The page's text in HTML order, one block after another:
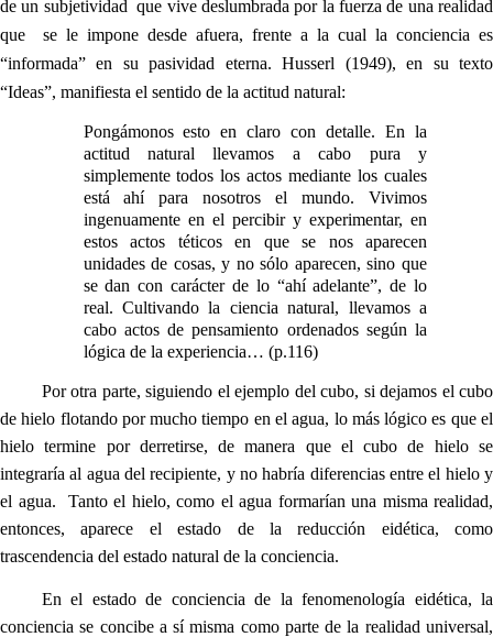
de un subjetividad que vive deslumbrada por la fuerza de una realidad
que se le impone desde afuera, frente a la cual la conciencia es
“informada” en su pasividad eterna. Husserl (1949), en su texto
“Ideas”, manifiesta el sentido de la actitud natural:
Pongámonos esto en claro con detalle. En la
actitud natural llevamos a cabo pura y
simplemente todos los actos mediante los cuales
está ahí para nosotros el mundo. Vivimos
ingenuamente en el percibir y experimentar, en
estos actos téticos en que se nos aparecen
unidades de cosas, y no sólo aparecen, sino que
se dan con carácter de lo “ahí adelante”, de lo
real. Cultivando la ciencia natural, llevamos a
cabo actos de pensamiento ordenados según la
lógica de la experiencia… (p.116)
Por otra parte, siguiendo el ejemplo del cubo, si dejamos el cubo
de hielo flotando por mucho tiempo en el agua, lo más lógico es que el
hielo termine por derretirse, de manera que el cubo de hielo se
integraría al agua del recipiente, y no habría diferencias entre el hielo y
el agua. Tanto el hielo, como el agua formarían una misma realidad,
entonces, aparece el estado de la reducción eidética, como
trascendencia del estado natural de la conciencia.
En el estado de conciencia de la fenomenología eidética, la
conciencia se concibe a sí misma como parte de la realidad universal,